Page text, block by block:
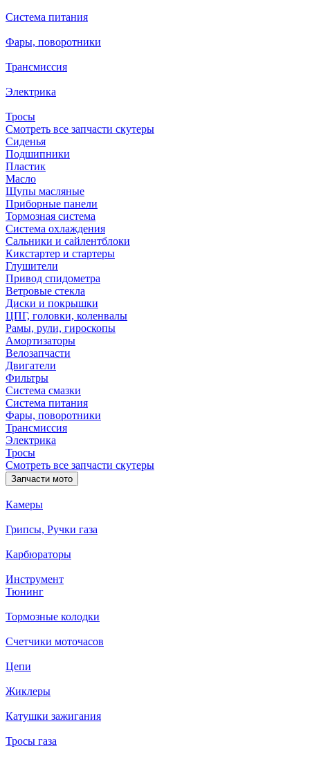
Система питания
Фары, поворотники
Трансмиссия
Электрика
Тросы
Смотреть все запчасти скутеры
Сиденья
Подшипники
Пластик
Масло
Щупы масляные
Приборные панели
Тормозная система
Система охлаждения
Сальники и сайлентблоки
Кикстартер и стартеры
Глушители
Привод спидометра
Ветровые стекла
Диски и покрышки
ЦПГ, головки, коленвалы
Рамы, рули, гироскопы
Амортизаторы
Велозапчасти
Двигатели
Фильтры
Система смазки
Система питания
Фары, поворотники
Трансмиссия
Электрика
Тросы
Смотреть все запчасти скутеры
Запчасти мото
Камеры
Грипсы, Ручки газа
Карбюраторы
Инструмент
Тюнинг
Тормозные колодки
Счетчики моточасов
Цепи
Жиклеры
Катушки зажигания
Тросы газа